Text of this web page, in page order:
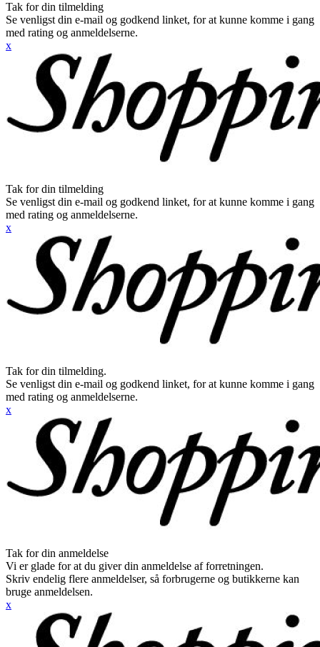
Tak for din tilmelding
Se venligst din e-mail og godkend linket, for at kunne komme i gang
med rating og anmeldelserne.
x
Tak for din tilmelding
Se venligst din e-mail og godkend linket, for at kunne komme i gang
med rating og anmeldelserne.
x
Tak for din tilmelding.
Se venligst din e-mail og godkend linket, for at kunne komme i gang
med rating og anmeldelserne.
x
Tak for din anmeldelse
Vi er glade for at du giver din anmeldelse af forretningen.
Skriv endelig flere anmeldelser, så forbrugerne og butikkerne kan
bruge anmeldelsen.
x